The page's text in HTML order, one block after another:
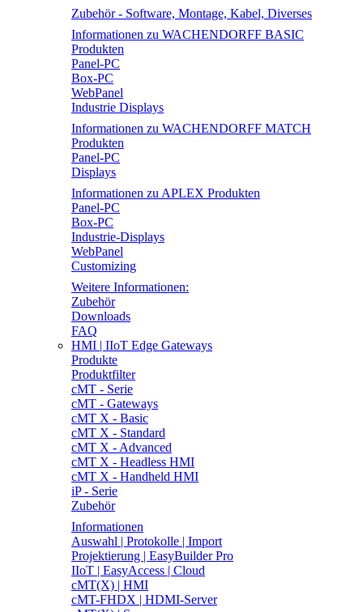
Zubehör - Software, Montage, Kabel, Diverses
Informationen zu WACHENDORFF BASIC
Produkten
Panel-PC
Box-PC
WebPanel
Industrie Displays
Informationen zu WACHENDORFF MATCH
Produkten
Panel-PC
Displays
Informationen zu APLEX Produkten
Panel-PC
Box-PC
Industrie-Displays
WebPanel
Customizing
Weitere Informationen:
Zubehör
Downloads
FAQ
HMI | IIoT Edge Gateways
Produkte
Produktfilter
cMT - Serie
cMT - Gateways
cMT X - Basic
cMT X - Standard
cMT X - Advanced
cMT X - Headless HMI
cMT X - Handheld HMI
iP - Serie
Zubehör
Informationen
Auswahl | Protokolle | Import
Projektierung | EasyBuilder Pro
IIoT | EasyAccess | Cloud
cMT(X) | HMI
cMT-FHDX | HDMI-Server